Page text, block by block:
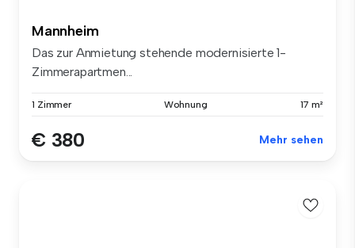
Mannheim
Das zur Anmietung stehende modernisierte 1-
Zimmerapartmen...
1 Zimmer Wohnung 17 m²
€ 380 Mehr sehen